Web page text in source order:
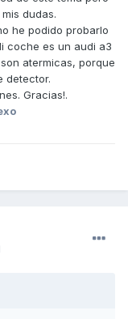
dudas.
he podido probarlo
coche es un audi a3
atermicas, porque
detector.
Gracias!.